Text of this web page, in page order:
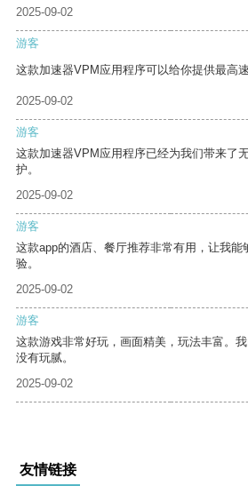
2025-09-02
游客
这款加速器VPM应用程序可以给你提供最高
2025-09-02
游客
这款加速器VPM应用程序已经为我们带来了
护。
2025-09-02
游客
这款app的酒店、餐厅推荐非常有用，让我能
验。
2025-09-02
游客
这款游戏非常好玩，画面精美，玩法丰富。
没有玩腻。
2025-09-02
友情链接